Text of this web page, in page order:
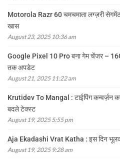
Motorola Razr 60 चमचमाता लग्ज़री सेगमेंट
खास
August 23, 2025 10:36 am
Google Pixel 10 Pro बना गेम चेंजर –
तक अपडेट
August 21, 2025 11:22 am
Krutidev To Mangal : टाईपिंग कन्वर्ज़न
बदले टेक्स्ट
August 19, 2025 5:55 pm
Aja Ekadashi Vrat Katha : इस दिन
August 19, 2025 9:28 am